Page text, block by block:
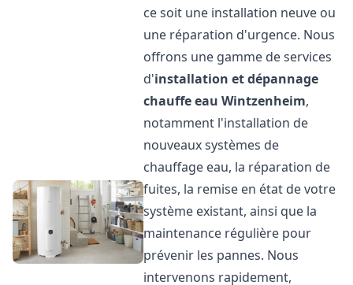
ce soit une installation neuve ou
une réparation d'urgence. Nous
offrons une gamme de services
d'installation et dépannage
chauffe eau Wintzenheim,
notamment l'installation de
nouveaux systèmes de
chauffage eau, la réparation de
fuites, la remise en état de votre
système existant, ainsi que la
maintenance régulière pour
prévenir les pannes. Nous
intervenons rapidement,